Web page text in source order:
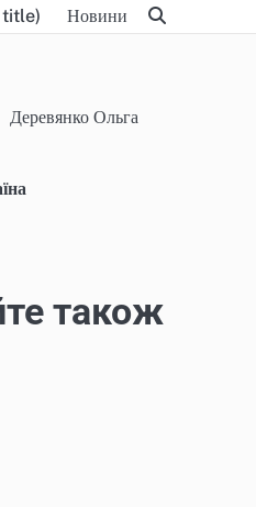
Новини
Деревянко Ольга
також